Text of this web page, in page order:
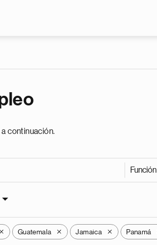
continuación.
Función
X Guatemala X Jamaica X Panamá